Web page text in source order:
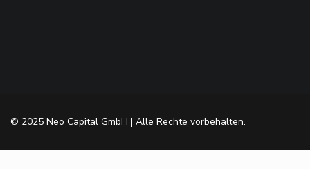
© 2025 Neo Capital GmbH | Alle Rechte vorbehalten.